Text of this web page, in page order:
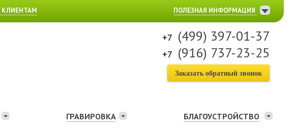
ПОЛЕЗНАЯ ИНФОРМАЦИЯ
(499) 397-01-37
(916) 737-23-25
Заказать обратный звонок
ГРАВИРОВКА БЛАГОУСТРОЙСТВО